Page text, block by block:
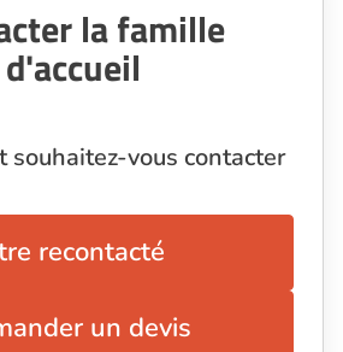
la famille
d'accueil
souhaitez-vous contacter
recontacté
un devis